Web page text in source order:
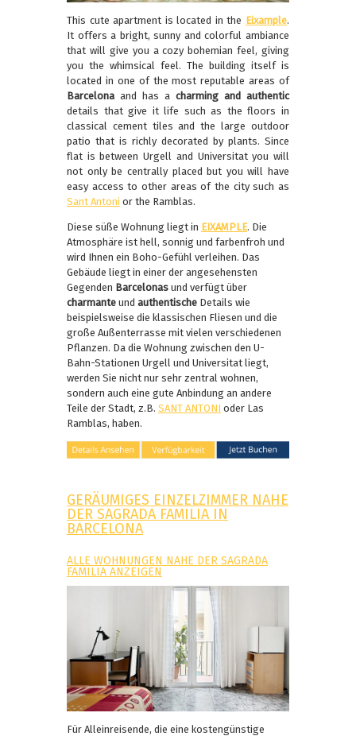
This cute apartment is located in the Eixample.
It offers a bright, sunny and colorful ambiance
that will give you a cozy bohemian feel, giving
you the whimsical feel. The building itself is
located in one of the most reputable areas of
Barcelona and has a charming and authentic
details that give it life such as the floors in
classical cement tiles and the large outdoor
patio that is richly decorated by plants. Since
flat is between Urgell and Universitat you will
not only be centrally placed but you will have
easy access to other areas of the city such as
Sant Antoni or the Ramblas.
Diese süße Wohnung liegt in EIXAMPLE. Die
Atmosphäre ist hell, sonnig und farbenfroh und
wird Ihnen ein Boho-Gefühl verleihen. Das
Gebäude liegt in einer der angesehensten
Gegenden Barcelonas und verfügt über
charmante und authentische Details wie
beispielsweise die klassischen Fliesen und die
große Außenterrasse mit vielen verschiedenen
Pflanzen. Da die Wohnung zwischen den U-
Bahn-Stationen Urgell und Universitat liegt,
werden Sie nicht nur sehr zentral wohnen,
sondern auch eine gute Anbindung an andere
Teile der Stadt, z.B. SANT ANTONI oder Las
Ramblas, haben.
GERÄUMIGES EINZELZIMMER NAHE
DER SAGRADA FAMILIA IN
BARCELONA
ALLE WOHNUNGEN NAHE DER SAGRADA
FAMILIA ANZEIGEN
Für Alleinreisende, die eine kostengünstige